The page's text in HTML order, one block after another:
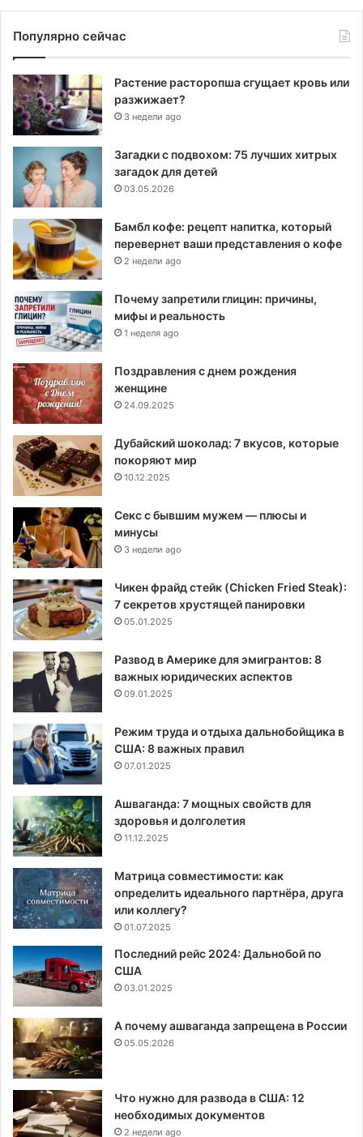
Популярно сейчас
Растение расторопша сгущает кровь или
разжижает?
3 недели ago
Загадки с подвохом: 75 лучших хитрых
загадок для детей
03.05.2026
Бамбл кофе: рецепт напитка, который
перевернет ваши представления о кофе
2 недели ago
Почему запретили глицин: причины,
мифы и реальность
1 неделя ago
Поздравления с днем рождения
женщине
24.09.2025
Дубайский шоколад: 7 вкусов, которые
покоряют мир
10.12.2025
Секс с бывшим мужем — плюсы и
минусы
3 недели ago
Чикен фрайд стейк (Chicken Fried Steak):
7 секретов хрустящей панировки
05.01.2025
Развод в Америке для эмигрантов: 8
важных юридических аспектов
09.01.2025
Режим труда и отдыха дальнобойщика в
США: 8 важных правил
07.01.2025
Ашваганда: 7 мощных свойств для
здоровья и долголетия
11.12.2025
Матрица совместимости: как
определить идеального партнёра, друга
или коллегу?
01.07.2025
Последний рейс 2024: Дальнобой по
США
03.01.2025
А почему ашваганда запрещена в России
05.05.2026
Что нужно для развода в США: 12
необходимых документов
2 недели ago